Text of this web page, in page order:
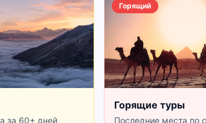
за 60+ дней
Горящий
Горящие туры
Последние места по